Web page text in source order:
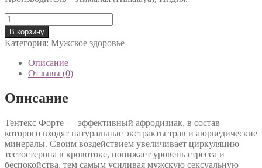
Количество
товара
Тентекс
Форте
(Tentex
Forte)
Himalaya
В корзину
Категория: Мужское здоровье
Описание
Отзывы (0)
Описание
Тентекс Форте — эффективный афродизиак, в состав
которого входят натуральные экстракты трав и аюрведические
минералы. Своим воздействием увеличивает циркуляцию
тестостерона в кровотоке, понижает уровень стресса и
беспокойства, тем самым усиливая мужскую сексуальную